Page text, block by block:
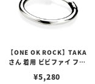
【ONE OK ROCK】TAKA
さん 着用 ビビファイ フー
¥5,280